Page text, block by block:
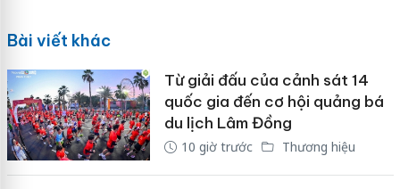
Bài viết khác
Từ giải đấu của cảnh sát 14
quốc gia đến cơ hội quảng bá
du lịch Lâm Đồng
10 giờ trước Thương hiệu